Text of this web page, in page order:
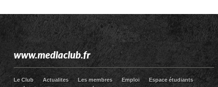
www.mediaclub.fr
Le Club Actualites Les membres Emploi
Espace étudiants